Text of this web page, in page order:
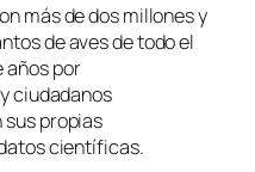
más de dos millones y
de aves de todo el
años por
ciudadanos
propias
científicas.